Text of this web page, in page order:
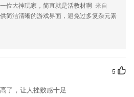
位大神玩家，简直就是活教材啊 来自
简洁清晰的游戏界面，避免过多复杂元素
5
了，让人挫败感十足